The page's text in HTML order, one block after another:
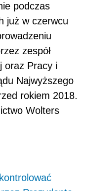
podczas
już w czerwcu
zespół
oraz Pracy i
Najwyższego
rokiem 2018.
Wolters